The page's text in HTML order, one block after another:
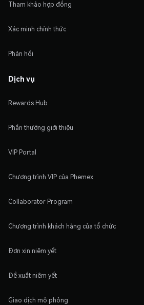
Tham khảo hợp đồng
Xác minh chính thức
Phản hồi
Dịch vụ
Rewards Hub
Phần thưởng giới thiệu
VIP Portal
Chương trình VIP của Phemex
Collaborator Program
Chương trình khách hàng của tổ chức
Đơn xin niêm yết
Đề xuất niêm yết
Giao dịch mô phỏng